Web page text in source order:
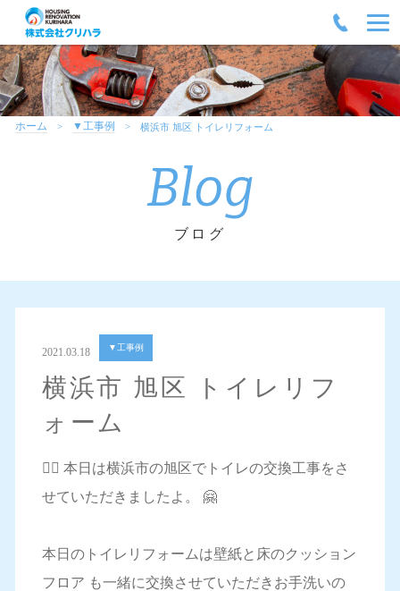
ホーム ▼工事例 横浜市 旭区 トイレリフォーム
Blog
ブログ
2021.03.18 ▼工事例
横浜市 旭区 トイレリフ
ォーム
💁‍♀️ 本日は横浜市の旭区でトイレの交換工事をさ
せていただきましたよ。 🤗
本日のトイレリフォームは壁紙と床のクッション
フロア も一緒に交換させていただきお手洗いの